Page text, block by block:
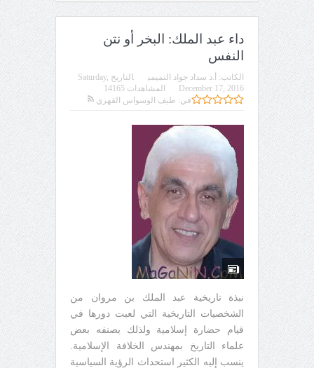
داء عبد الملك: البخر أو نتن
النفس
الكاتب: أ.د سداد جواد التميمي التاريخ Saturday,
December 17, 2016
في: طيف الوسواس القهري
المشاهدات 14165
نبذة تاريخية عبد الملك بن مروان من
الشخصيات التاريخية التي لعبت دورها في
قيام حضارة إسلامية ولذلك يصنفه بعض
علماء التاريخ بمهندس الخلافة الإسلامية.
ينسب إليه الكثير استحداث الرؤية السياسية